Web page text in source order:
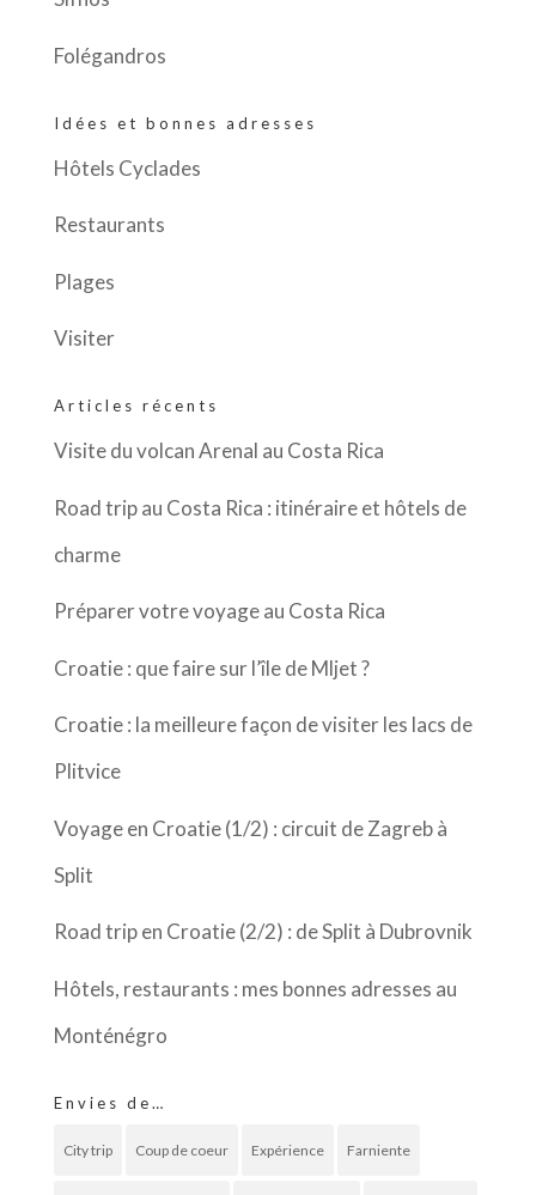
Folégandros
Idées et bonnes adresses
Hôtels Cyclades
Restaurants
Plages
Visiter
Articles récents
Visite du volcan Arenal au Costa Rica
Road trip au Costa Rica : itinéraire et hôtels de
charme
Préparer votre voyage au Costa Rica
Croatie : que faire sur l’île de Mljet ?
Croatie : la meilleure façon de visiter les lacs de
Plitvice
Voyage en Croatie (1/2) : circuit de Zagreb à
Split
Road trip en Croatie (2/2) : de Split à Dubrovnik
Hôtels, restaurants : mes bonnes adresses au
Monténégro
Envies de…
City trip Coup de coeur Expérience Farniente